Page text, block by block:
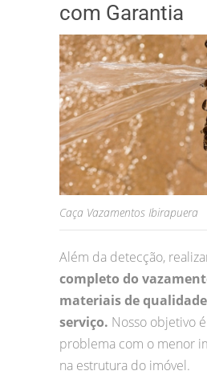
com Garantia
Caça Vazamentos Ibirapuera
Além da detecção,
completo do
materiais de
serviço. Nosso objetivo
problema com o menor
na estrutura do imóvel.